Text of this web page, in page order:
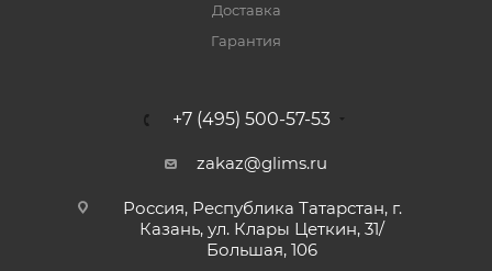
Доставка
Гарантия
+7 (495) 500-57-53
zakaz@glims.ru
Россия, Республика Татарстан, г.
Казань, ул. Клары Цеткин, 31/
Большая, 106